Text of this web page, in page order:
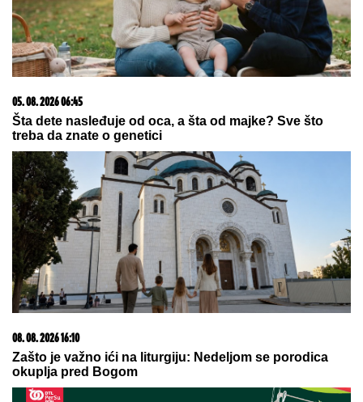
ŽENA MARKA JANKETIĆA U
KUPAĆEM!Glumac objavio slike sa
letovanja, razmenjuju nežnosti na
plaži: On bez majice, pokazao koliko
je posvećen otac
Marina Tucaković iznajmljivala stan gde je čuvala
stvari vredne milion evra, otkriveni detalji: "Futa je
sve to stavio u crne kese"